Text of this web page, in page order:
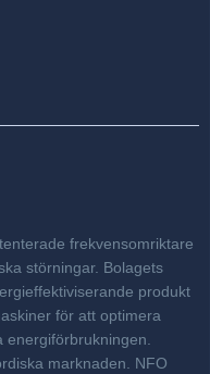
frekvensomriktare
störningar. Bolagets
produkt
för att optimera
energiförbrukningen.
marknaden. NFO